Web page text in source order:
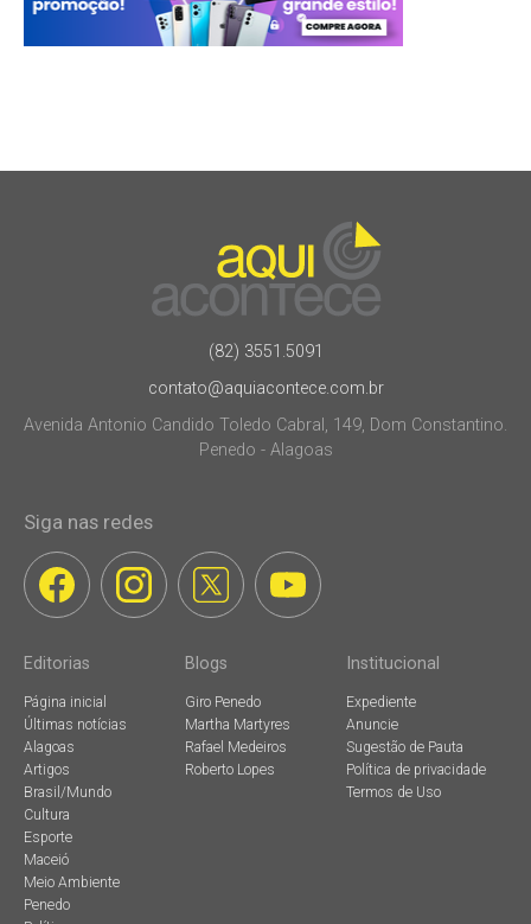
(82) 3551.5091
contato@aquiacontece.com.br
Avenida Antonio Candido Toledo Cabral, 149, Dom Constantino.
Penedo - Alagoas
Siga nas redes
Editorias
Página inicial
Últimas notícias
Alagoas
Artigos
Brasil/Mundo
Cultura
Esporte
Maceió
Meio Ambiente
Penedo
Blogs
Giro Penedo
Martha Martyres
Rafael Medeiros
Roberto Lopes
Institucional
Expediente
Anuncie
Sugestão de Pauta
Política de privacidade
Termos de Uso